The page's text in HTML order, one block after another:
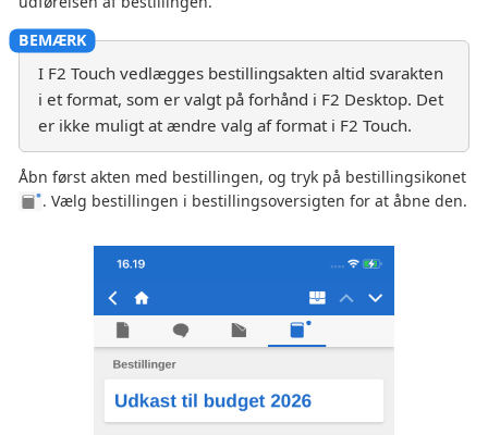
I F2 Touch vedlægges bestillingsakten altid svarakten
i et format, som er valgt på forhånd i F2 Desktop. Det
er ikke muligt at ændre valg af format i F2 Touch.
Åbn først akten med bestillingen, og tryk på bestillingsikonet
. Vælg bestillingen i bestillingsoversigten for at åbne den.